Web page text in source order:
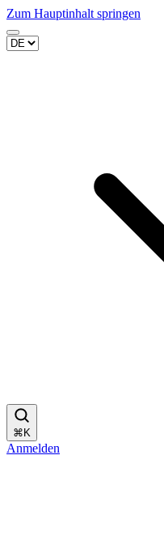
Zum Hauptinhalt springen
⌘ K
Anmelden